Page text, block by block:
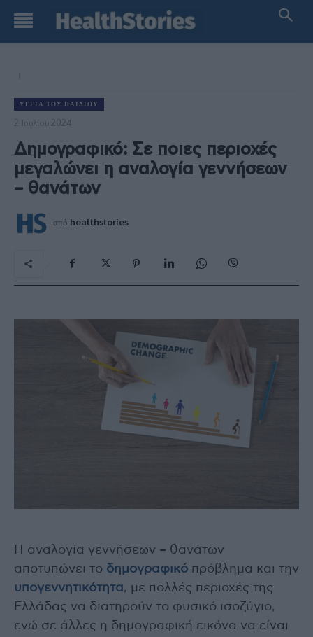
ΥΓΕΊΑ ΤΟΥ ΠΑΙΔΙΟΎ
2 Ιουλίου 2024
Δημογραφικό: Σε ποιες περιοχές
μεγαλώνει η αναλογία γεννήσεων
– θανάτων
από healthstories
Η αναλογία γεννήσεων – θανάτων
αποτυπώνει το δημογραφικό πρόβλημα και την
υπογεννητικότητα, με πολλές περιοχές της
Ελλάδας να διατηρούν το φυσικό ισοζύγιο,
ενώ σε άλλες η δημογραφική εικόνα να είναι